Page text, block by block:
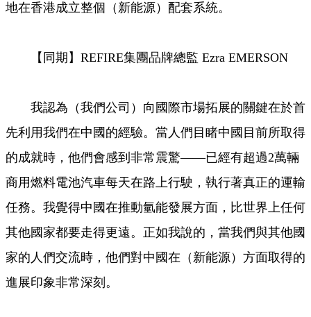
地在香港成立整個（新能源）配套系統。
【同期】REFIRE集團品牌總監 Ezra EMERSON
我認為（我們公司）向國際市場拓展的關鍵在於首
先利用我們在中國的經驗。當人們目睹中國目前所取得
的成就時，他們會感到非常震驚——已經有超過2萬輛
商用燃料電池汽車每天在路上行駛，執行著真正的運輸
任務。我覺得中國在推動氫能發展方面，比世界上任何
其他國家都要走得更遠。正如我說的，當我們與其他國
家的人們交流時，他們對中國在（新能源）方面取得的
進展印象非常深刻。